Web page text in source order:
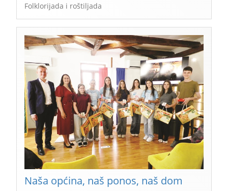
Folklorijada i roštiljada
Naša općina, naš ponos, naš dom